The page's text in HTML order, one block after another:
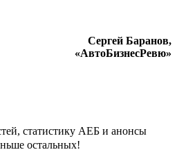
Сергей Баранов,
«АвтоБизнесРевю»
статистику АЕБ и анонсы
остальных!